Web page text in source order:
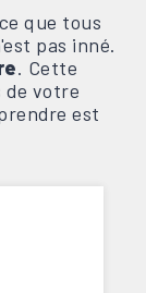
que tous
pas inné.
. Cette
de votre
est